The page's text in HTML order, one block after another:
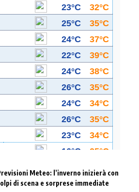
Meteo: l’inverno inizierà con
di scena e sorprese immediate